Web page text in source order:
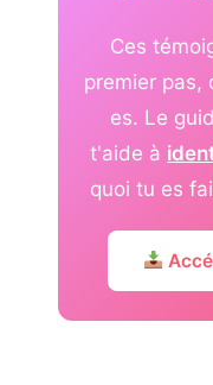
Ces
premier pas,
es. Le
t'aide à
quoi tu es